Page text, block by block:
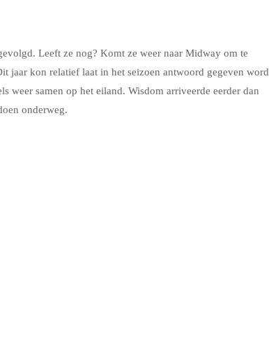
Leeft ze nog? Komt ze weer naar Midway om te
jaar kon relatief laat in het seizoen antwoord gegeven
weer samen op het eiland. Wisdom arriveerde eerder dan
onderweg.